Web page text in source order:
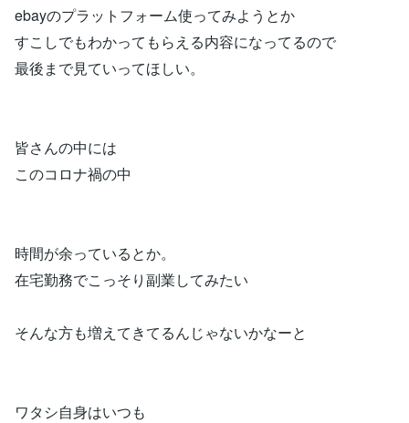
ebayのプラットフォーム使ってみようとか
すこしでもわかってもらえる内容になってるので
最後まで見ていってほしい。
皆さんの中には
このコロナ禍の中
時間が余っているとか。
在宅勤務でこっそり副業してみたい
そんな方も増えてきてるんじゃないかなーと
ワタシ自身はいつも